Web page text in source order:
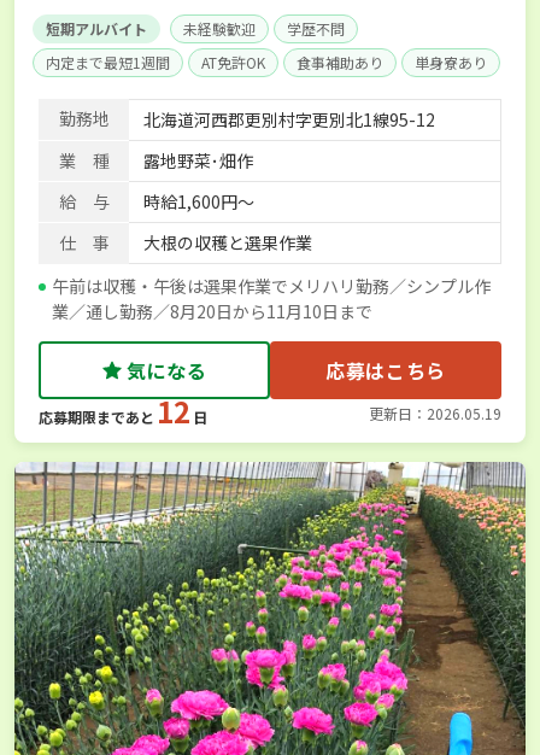
短期アルバイト 未経験歓迎
学歴不問
内定まで最短1週間
AT免許OK 食事補助あり 単身寮あり
勤務地
北海道河西郡更別村字更別北1線95-12
業 種
露地野菜･畑作
給 与
時給1,600円～
仕 事
大根の収穫と選果作業
午前は収穫・午後は選果作業でメリハリ勤務／シンプル作
業／通し勤務／8月20日から11月10日まで
気になる 応募はこちら
応募期限まであと 12 日 更新日：2026.05.19